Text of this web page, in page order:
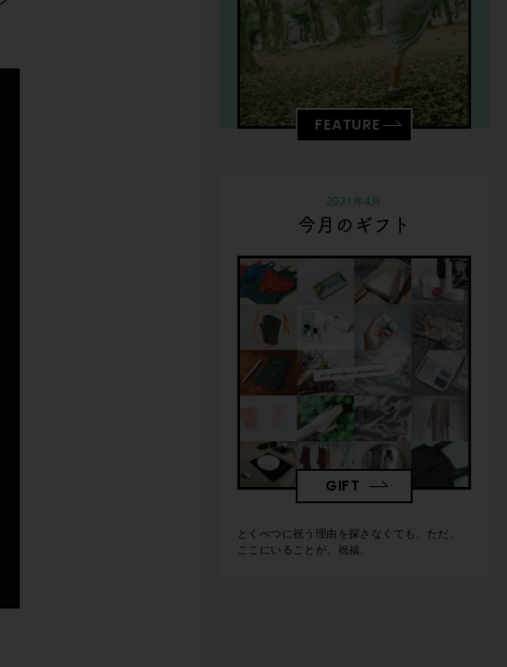
FEATURE
2021年4月
今月のギフト
GIFT
とくべつに祝う理由を探さなくても、ただ、
ここにいることが、祝福。